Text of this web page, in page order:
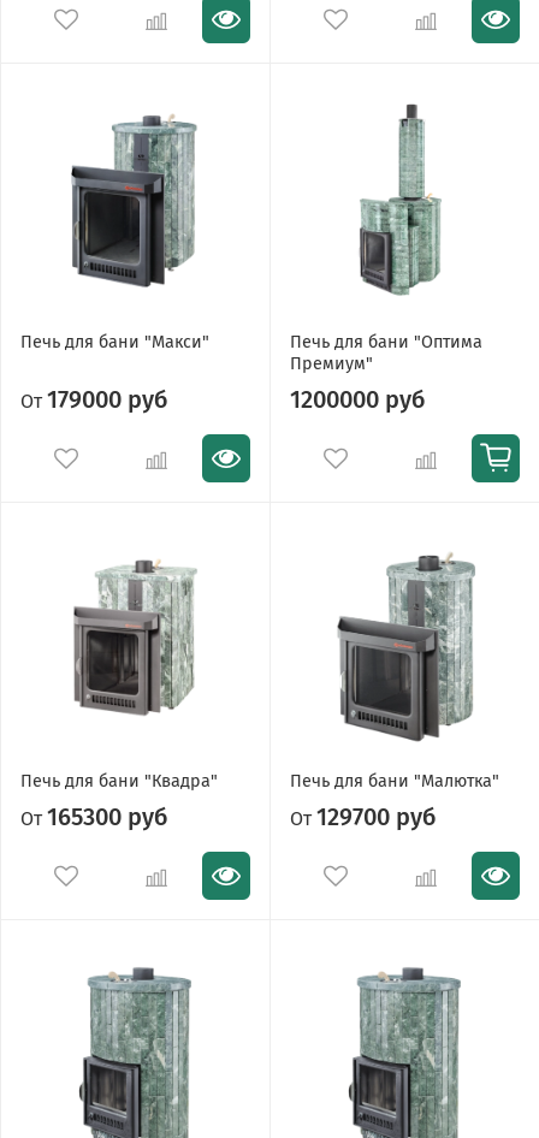
Печь для бани "Макси"
От 179000 руб
Печь для бани "Оптима
Премиум"
1200000 руб
Печь для бани "Квадра"
От 165300 руб
Печь для бани "Малютка"
От 129700 руб